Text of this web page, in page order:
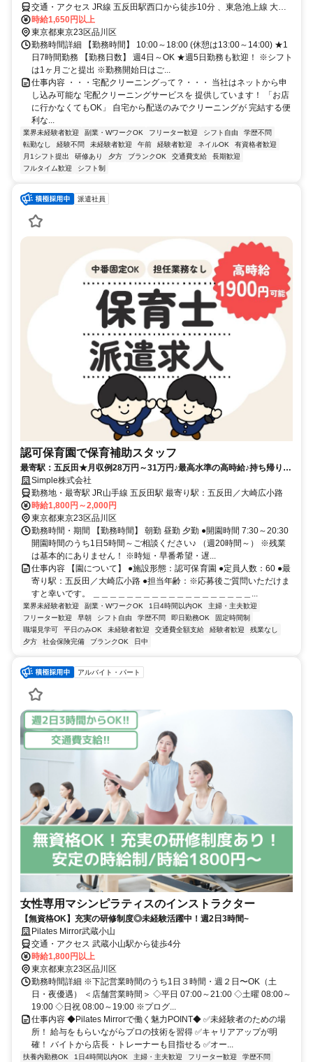
交通・アクセス JR線 五反田駅西口から徒歩10分 、東急池上線 大崎
広小路駅から徒歩7分 、東急目黒線 不動前駅から徒歩8分
時給1,650円以上
東京都東京23区品川区
勤務時間詳細 【勤務時間】 10:00～18:00 (休憩は13:00～14:00) ★1
日7時間勤務 【勤務日数】 週4日～OK ★週5日勤務も歓迎！ ※シフト
は1ヶ月ごと提出 ※勤務開始日はご...
仕事内容 ・・・宅配クリーニングって？・・・ 当社はネットから申
し込み可能な 宅配クリーニングサービスを 提供しています！ 「お店
に行かなくてもOK」 自宅から配送のみでクリーニングが 完結する便
利な...
業界未経験者歓迎 副業・WワークOK フリーター歓迎 シフト自由
学歴不問
転勤なし
経験不問 未経験者歓迎 午前 経験者歓迎 ネイルOK
有資格者歓迎
月1シフト提出
研修あり 夕方 ブランクOK 交通費支給
長期歓迎
フルタイム歓迎
シフト制
派遣社員
認可保育園で保育補助スタッフ
最寄駅：五反田★月収例28万円～31万円♪最高水準の高時給♪持ち帰り仕
事・残業・担任無し♪
Simple株式会社
勤務地・最寄駅 JR山手線 五反田駅 最寄り駅：五反田／大崎広小路
時給1,800円～2,000円
東京都東京23区品川区
勤務時間・期間 【勤務時間】 朝勤 昼勤 夕勤 ●開園時間 7:30～20:30
開園時間のうち1日5時間～ご相談ください♪ （週20時間～） ※残業
は基本的にありません！ ※時短・早番希望・遅...
仕事内容 【園について】 ●施設形態：認可保育園 ●定員人数：60 ●最
寄り駅：五反田／大崎広小路 ●担当年齢：※応募後ご質問いただけま
すと幸いです。 ＿＿＿＿＿＿＿＿＿＿＿＿＿＿＿＿＿＿＿...
業界未経験者歓迎 副業・WワークOK 1日4時間以内OK
主婦・主夫歓迎
フリーター歓迎
早朝 シフト自由 学歴不問 即日勤務OK
固定時間制
職場見学可
平日のみOK 未経験者歓迎 交通費全額支給 経験者歓迎
残業なし
夕方
社会保険完備 ブランクOK 日中
アルバイト・パート
女性専用マシンピラティスのインストラクター
【無資格OK】充実の研修制度◎未経験活躍中！週2日3時間~
Pilates Mirror武蔵小山
交通・アクセス 武蔵小山駅から徒歩4分
時給1,800円以上
東京都東京23区品川区
勤務時間詳細 ※下記営業時間のうち1日３時間・週２日〜OK（土
日・夜優遇） ＜店舗営業時間＞ ◇平日 07:00～21:00 ◇土曜 08:00～
19:00 ◇日祝 08:00～19:00 ※プログ...
仕事内容 ◆Pilates Mirrorで働く魅力POINT◆ ✅未経験者のための場
所！ 給与をもらいながらプロの技術を習得 ✅キャリアアップが明
確！ バイトから店長・トレーナーも目指せる ✅オー...
扶養内勤務OK 1日4時間以内OK 主婦・主夫歓迎 フリーター歓迎
学歴不問